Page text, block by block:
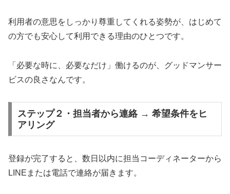
利用者の意思をしっかり尊重してくれる姿勢が、はじめて
の方でも安心して利用できる理由のひとつです。
「必要な時に、必要なだけ」働けるのが、グッドマンサー
ビスの良さなんです。
ステップ２・担当者から連絡 → 希望条件をヒ
アリング
登録が完了すると、数日以内に担当コーディネーターから
LINEまたは電話で連絡が届きます。